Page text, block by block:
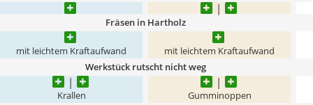
Fräsen in Hartholz
mit leichtem Kraftaufwand mit leichtem Kraftaufwand
Werkstück rutscht nicht weg
Krallen Gumminoppen